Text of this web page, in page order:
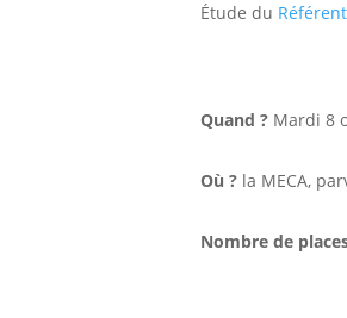
Étude du
Quand ? Mardi 8
Où ? la MECA,
Nombre de